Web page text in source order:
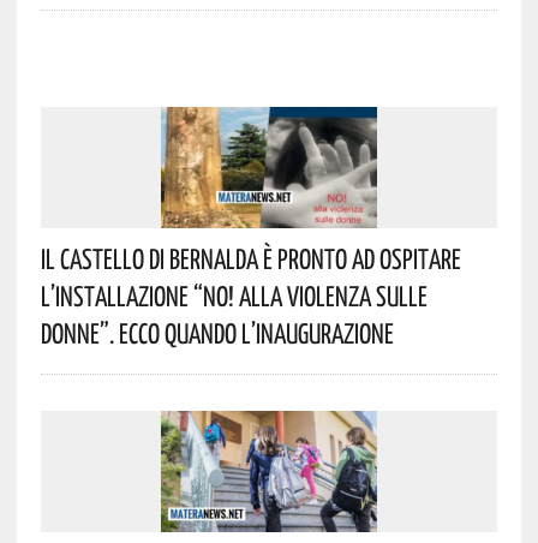
Il Castello Di Bernalda È Pronto Ad Ospitare
L’installazione “NO! Alla Violenza Sulle
Donne”. Ecco Quando L’inaugurazione